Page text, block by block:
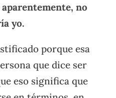
no
yo.
porque esa
que dice ser
eso significa que